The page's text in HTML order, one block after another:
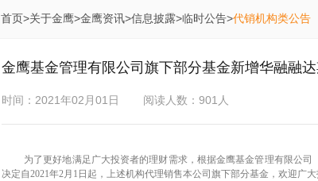
首页>关于金鹰>金鹰资讯>信息披露>临时公告>代销机构类公告
金鹰基金管理有限公司旗下部分基金新增华融融
时间：2021年02月01日 阅读人数：901人
为了更好地满足广大投资者的理财需求，根据金鹰基金管理有限公
决定自2021年2月 1 日起，上述机构代理销售本公司旗下部分基金，欢迎广